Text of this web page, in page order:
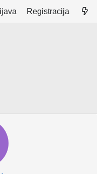
Registracija